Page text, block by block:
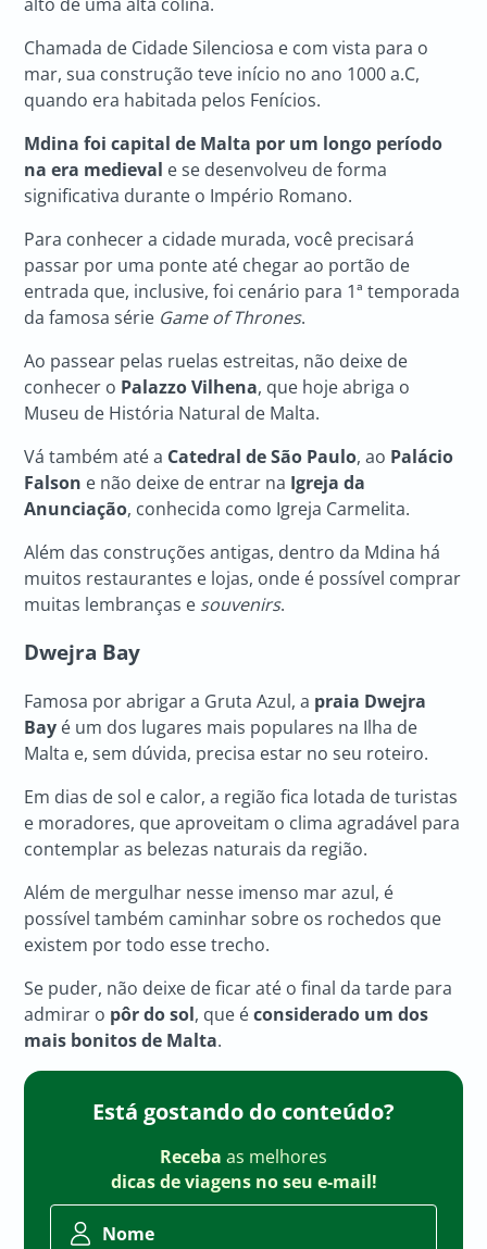
Chamada de Cidade Silenciosa e com vista para o
mar, sua construção teve início no ano 1000 a.C,
quando era habitada pelos Fenícios.
Mdina foi capital de Malta por um longo período
na era medieval e se desenvolveu de forma
significativa durante o Império Romano.
Para conhecer a cidade murada, você precisará
passar por uma ponte até chegar ao portão de
entrada que, inclusive, foi cenário para 1ª temporada
da famosa série Game of Thrones.
Ao passear pelas ruelas estreitas, não deixe de
conhecer o Palazzo Vilhena, que hoje abriga o
Museu de História Natural de Malta.
Vá também até a Catedral de São Paulo, ao Palácio
Falson e não deixe de entrar na Igreja da
Anunciação, conhecida como Igreja Carmelita.
Além das construções antigas, dentro da Mdina há
muitos restaurantes e lojas, onde é possível comprar
muitas lembranças e souvenirs.
Dwejra Bay
Famosa por abrigar a Gruta Azul, a praia Dwejra
Bay é um dos lugares mais populares na Ilha de
Malta e, sem dúvida, precisa estar no seu roteiro.
Em dias de sol e calor, a região fica lotada de turistas
e moradores, que aproveitam o clima agradável para
contemplar as belezas naturais da região.
Além de mergulhar nesse imenso mar azul, é
possível também caminhar sobre os rochedos que
existem por todo esse trecho.
Se puder, não deixe de ficar até o final da tarde para
admirar o pôr do sol, que éconsiderado um dos
mais bonitos de Malta.
Está gostando do conteúdo?
Receba as melhores
dicas de viagens no seu e-mail!
Nome